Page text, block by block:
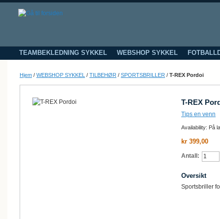
TEAMBEKLEDNING SYKKEL WEBSHOP SYKKEL
Hjem / WEBSHOP SYKKEL / TILBEHØR / SPORTSBRILLER / T-REX Pordoi
T-REX
Tips en venn
Availability: På
kr 399,00
Antall:
Oversikt
Sportsbriller